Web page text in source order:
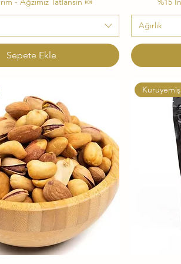
Sepete Ekle
Ağırlık
Kuruyemiş